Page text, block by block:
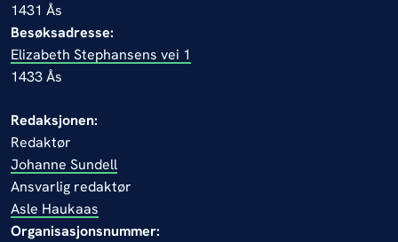
1431 Ås
Besøksadresse:
Elizabeth Stephansens vei 1
1433 Ås
Redaksjonen:
Redaktør
Johanne Sundell
Ansvarlig redaktør
Asle Haukaas
Organisasjonsnummer: